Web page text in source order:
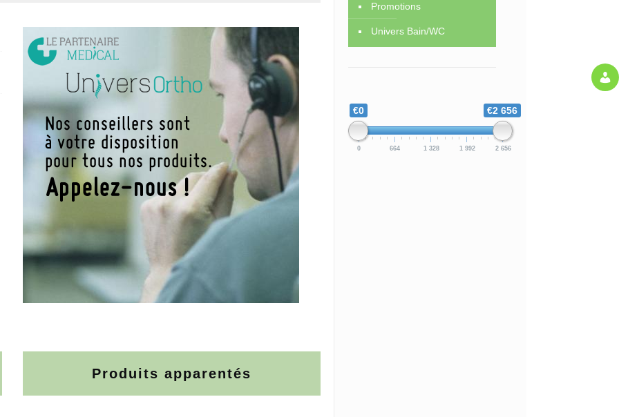
Produits apparentés
Promotions
Univers Bain/WC
€0 €2 656
0 664 1 328 1 992 2 656